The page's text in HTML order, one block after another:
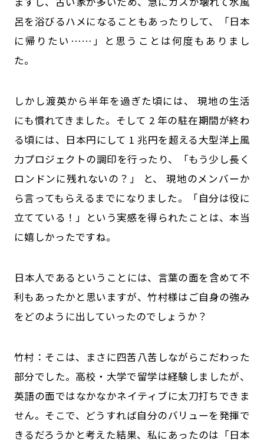
呂を浴びるハメになることもあったりして、「日本
に帰りたい……」と思うことは何度もありまし
た。
しかし渡英から半年を過ぎた頃には、 現地の生活
にも慣れてきました。そして 2 年の駐在期間が終わ
る頃には、日本円にして 1 兆円を超える大型洋上風
力プロジェクトの調印を行ったり、「もう少し長く
ロンドンに残れないの？」 と、 現地のメンバーか
ら言ってもらえるまでになりました。「自分は役に
立てている！」という実感を得られたことは、本当
に嬉しかったですね。
――日本人であるということには、言葉の面を含めて不
利もあったかと思いますが、竹村様はご自身の強み
をどのように出していったのでしょうか？
竹村：そこは、まさに四苦八苦しながらこだわった
部分でした。高校・大学で留学は経験しましたが、
英語の面ではなかなかネイティブに太刀打ちできま
せん。そこで、どうすれば自分のバリューを発揮で
きるだろうかと考えた結果、私にあったのは「日本